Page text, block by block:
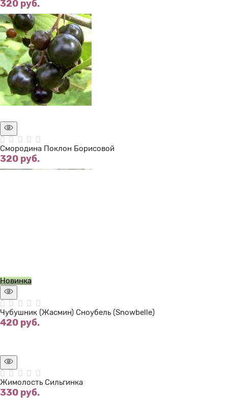
320 руб.
Смородина Поклон Борисовой
320 руб.
Новинка
Чубушник (Жасмин) Сноубель (Snowbelle)
420 руб.
Жимолость Сильгинка
330 руб.